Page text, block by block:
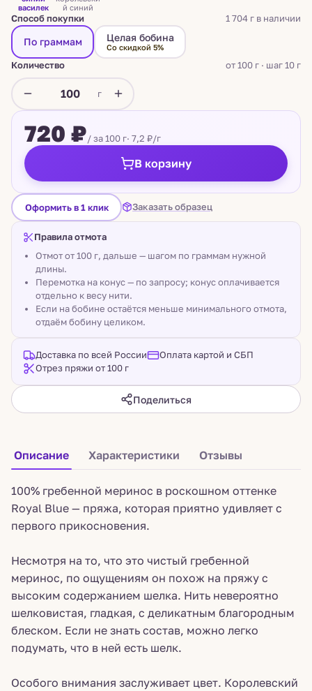
василек
й синий
Способ покупки 1 704 г в наличии
По граммам Целая бобина
Со скидкой 5%
Количество от 100 г · шаг 10 г
г
720 ₽/ за 100 г· 7,2 ₽/г
В корзину
Оформить в 1 клик Заказать образец
Правила отмота
Отмот от 100 г, дальше — шагом по граммам нужной
длины.
Перемотка на конус — по запросу; конус оплачивается
отдельно к весу нити.
Если на бобине остаётся меньше минимального отмота,
отдаём бобину целиком.
Доставка по всей России
Оплата картой и СБП
Отрез пряжи от 100 г
Поделиться
Описание Характеристики Отзывы
100% гребенной меринос в роскошном оттенке
Royal Blue — пряжа, которая приятно удивляет с
первого прикосновения.
Несмотря на то, что это чистый гребенной
меринос, по ощущениям он похож на пряжу с
высоким содержанием шелка. Нить невероятно
шелковистая, гладкая, с деликатным благородным
блеском. Если не знать состав, можно легко
подумать, что в ней есть шелк.
Особого внимания заслуживает цвет. Королевский